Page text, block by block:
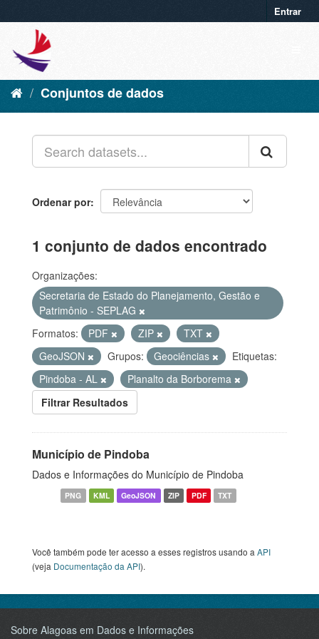
Entrar
Conjuntos de dados
Ordenar por
1 conjunto de dados encontrado
Organizações:
Secretaria de Estado do Planejamento, Gestão e
Patrimônio - SEPLAG
Formatos:
PDF ZIP
TXT
GeoJSON
Grupos: Geociências
Etiquetas:
Pindoba - AL
Planalto da Borborema
Filtrar Resultados
Município de Pindoba
Dados e Informações do Município de Pindoba
PNG KML GeoJSON ZIP PDF TXT
Você também pode ter acesso a esses registros usando a API
(veja Documentação da API).
Sobre Alagoas em Dados e Informações